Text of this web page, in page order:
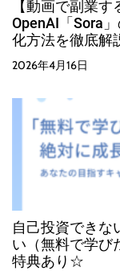
【動画で副業
OpenAI「Sora
化方法を徹底解
2026年4月16日
自己投資できな
い（無料で学
特典あり☆